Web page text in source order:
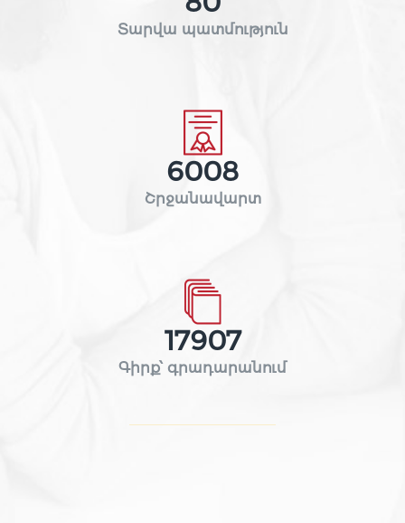
Տարվա պատմություն
6008
Շրջանավարտ
17907
Գիրք՝ գրադարանում